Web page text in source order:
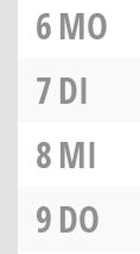
6MO
7DI
8MI
9DO